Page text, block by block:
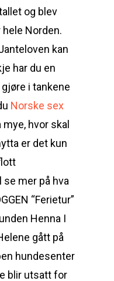
og blev
Norden.
kan
har du en
i tankene
Norske sex
mye, hvor skal
er det kun
se mer på hva
“Ferietur”
Henna I
gått på
hundesenter
blir utsatt for